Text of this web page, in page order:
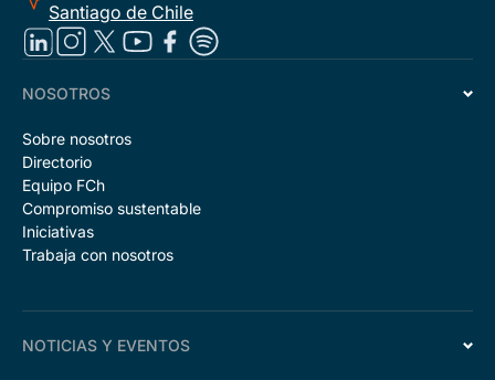
Santiago de Chile
NOSOTROS
Sobre nosotros
Directorio
Equipo FCh
Compromiso sustentable
Iniciativas
Trabaja con nosotros
NOTICIAS Y EVENTOS